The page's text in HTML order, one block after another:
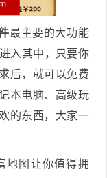
最主要的大功能
入其中，只要你
后，就可以免费
本电脑、高级玩
的东西，大家一
地图让你值得拥